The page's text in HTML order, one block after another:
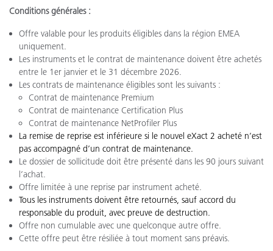
Conditions générales :
Offre valable pour les produits éligibles dans la région EMEA
uniquement.
Les instruments et le contrat de maintenance doivent être achetés
entre le 1er janvier et le 31 décembre 2026.
Les contrats de maintenance éligibles sont les suivants :
Contrat de maintenance Premium
Contrat de maintenance Certification Plus
Contrat de maintenance NetProfiler Plus
La remise de reprise est inférieure si le nouvel eXact 2 acheté n’est
pas accompagné d’un contrat de maintenance.
Le dossier de sollicitude doit être présenté dans les 90 jours suivant
l’achat.
Offre limitée à une reprise par instrument acheté.
Tous les instruments doivent être retournés, sauf accord du
responsable du produit, avec preuve de destruction.
Offre non cumulable avec une quelconque autre offre.
Cette offre peut être résiliée à tout moment sans préavis.